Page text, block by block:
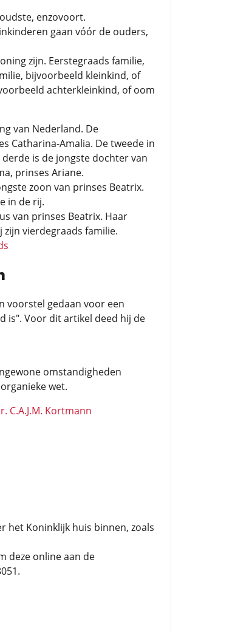
enzovoort.
gaan vóór de ouders,
zijn. Eerstegraads familie,
bijvoorbeeld kleinkind, of
achterkleinkind, of oom
van Nederland. De
Catharina-Amalia. De tweede in
is de jongste dochter van
prinses Ariane.
zoon van prinses Beatrix.
in de rij.
van prinses Beatrix. Haar
vierdegraads familie.
voorstel gedaan voor een
is". Voor dit artikel deed hij de
omstandigheden
wet.
C.A.J.M. Kortmann
het Koninklijk huis binnen, zoals
deze online aan de